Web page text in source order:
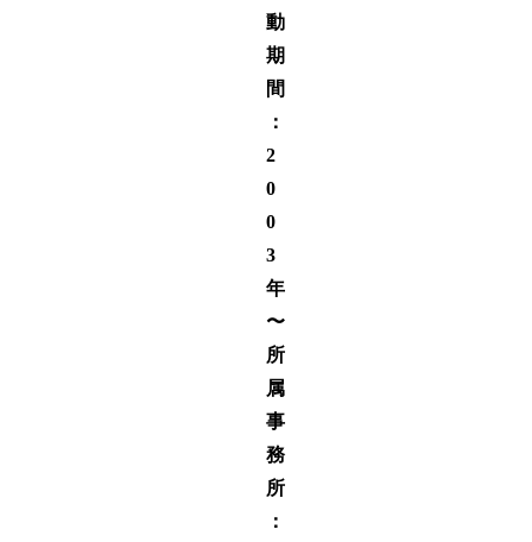
動
期
間
：
2
0
0
3
年
〜
所
属
事
務
所
：